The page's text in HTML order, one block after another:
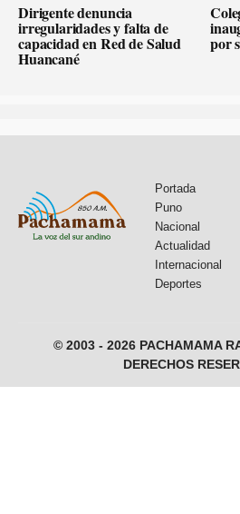
Dirigente denuncia
irregularidades y falta de
capacidad en Red de Salud
Huancané
por
Portada
Puno
Nacional
Actualidad
Internacional
Deportes
© 2003 - 2026 PACHAMAMA
DERECHOS